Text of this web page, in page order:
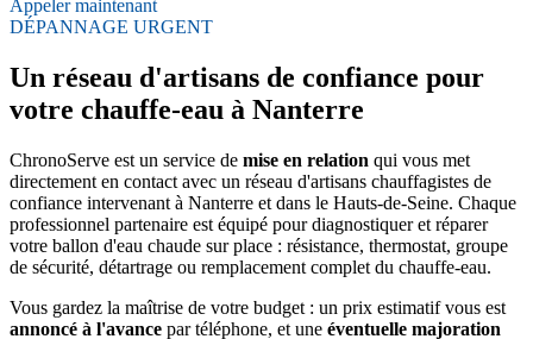
Appeler maintenant
DÉPANNAGE URGENT
Un réseau d'artisans de confiance pour
votre chauffe-eau à Nanterre
ChronoServe est un service de mise en relation qui vous met
directement en contact avec un réseau d'artisans chauffagistes de
confiance intervenant à Nanterre et dans le Hauts-de-Seine. Chaque
professionnel partenaire est équipé pour diagnostiquer et réparer
votre ballon d'eau chaude sur place : résistance, thermostat, groupe
de sécurité, détartrage ou remplacement complet du chauffe-eau.
Vous gardez la maîtrise de votre budget : un prix estimatif vous est
annoncé à l'avance par téléphone, et une éventuelle majoration